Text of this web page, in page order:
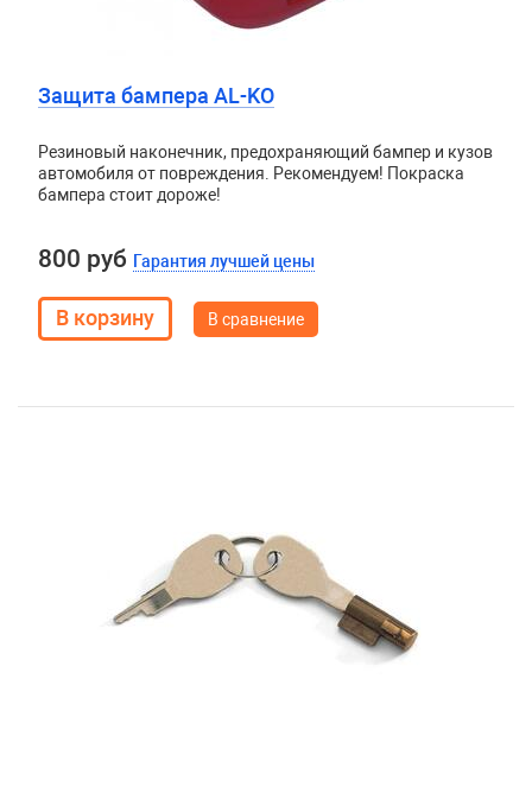
Защита бампера AL-KO
Резиновый наконечник, предохраняющий бампер и кузов
автомобиля от повреждения. Рекомендуем! Покраска
бампера стоит дороже!
800 руб Гарантия лучшей цены
В сравнение